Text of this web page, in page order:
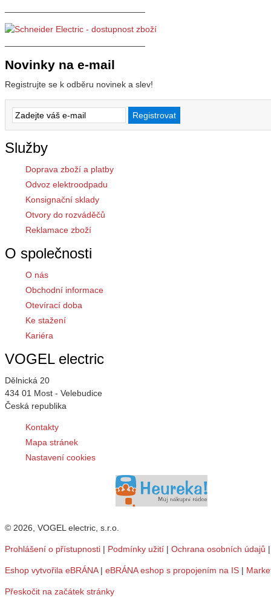
Novinky na e-mail
Registrujte se k odběru novinek a slev!
Služby
Doprava zboží a platby
Odvoz elektroodpadu
Konsignační sklady
Otvory do rozváděčů
Reklamace zboží
O společnosti
O nás
Obchodní informace
Otevírací doba
Ke stažení
Kariéra
VOGEL electric
Dělnická 20
434 01 Most - Velebudice
Česká republika
Kontakty
Mapa stránek
Nastavení cookies
© 2026, VOGEL electric, s.r.o.
Prohlášení o přístupnosti | Podmínky užití | Ochrana osobních údajů
Eshop vytvořila eBRÁNA| eBRÁNA eshop s propojením na IS |
Přeskočit na začátek stránky